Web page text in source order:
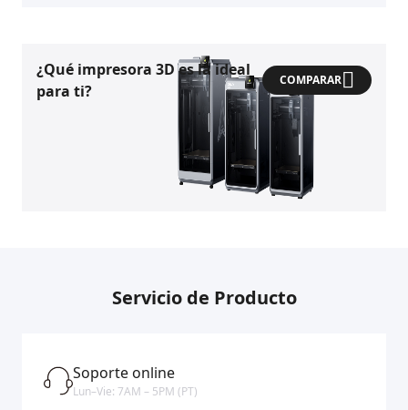
¿Qué impresora 3D es la ideal
para ti?
COMPARAR
Servicio de Producto
Soporte online
Lun–Vie: 7AM – 5PM (PT)